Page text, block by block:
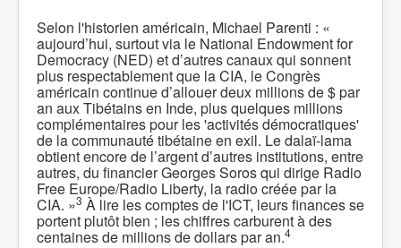
Selon l'historien américain, Michael Parenti : «
aujourd’hui, surtout via le National Endowment for
Democracy (NED) et d’autres canaux qui sonnent
plus respectablement que la CIA, le Congrès
américain continue d’allouer deux millions de $ par
an aux Tibétains en Inde, plus quelques millions
complémentaires pour les 'activités démocratiques'
de la communauté tibétaine en exil. Le dalaï-lama
obtient encore de l’argent d’autres institutions, entre
autres, du financier Georges Soros qui dirige Radio
Free Europe/Radio Liberty, la radio créée par la
CIA. »3 À lire les comptes de l'ICT, leurs finances se
portent plutôt bien ; les chiffres carburent à des
centaines de millions de dollars par an.4